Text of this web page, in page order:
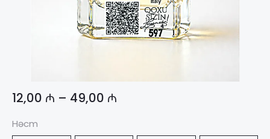
12,00 ₼ – 49,00 ₼
Həcm